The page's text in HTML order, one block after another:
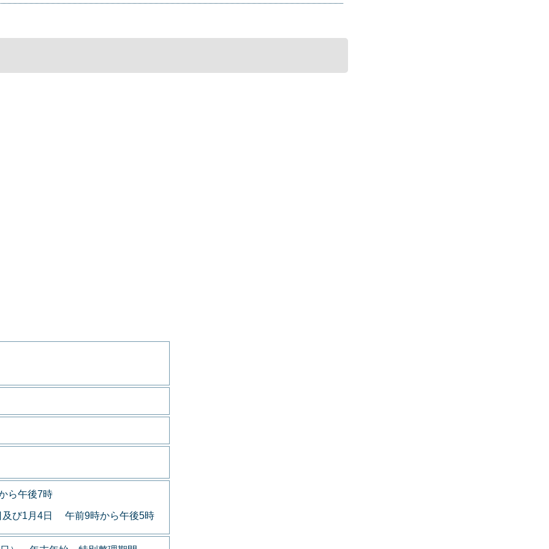
ら午後7時
及び1月4日 午前9時から午後5時